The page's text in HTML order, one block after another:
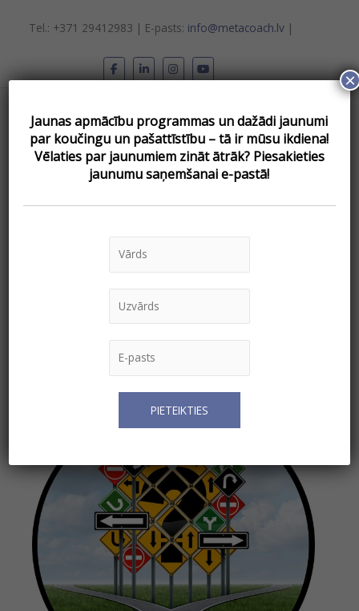
Tel.: +371 29412983 | E-pasts: info@metacoach.lv|
Main
Menu
« Visi Pasākumi
This event has passed.
Bezmaksas vebinārs
“Atbildība un lēmumu
pieņemšana organizācijā”
Jūnijs 15 @ 18:30-20:00
Jaunas apmācību programmas un dažādi jaunumi
par koučingu un pašattīstību – tā ir mūsu ikdiena!
Vēlаties par jaunumiem zināt ātrāk? Piesakieties
jaunumu saņemšanai e-pastā!
×